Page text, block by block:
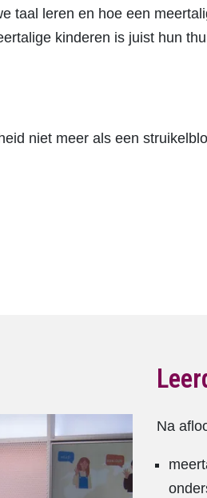
taal leren en hoe een
kinderen is juist hun
niet meer als een
Na